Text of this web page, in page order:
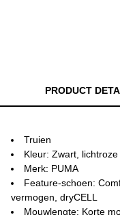
PRODUCT
Truien
Kleur: Zwart, lichtroze
Merk: PUMA
Feature-schoen:
vermogen, dryCELL
Mouwlengte: Korte